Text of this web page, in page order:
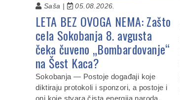
Saša | 05.08.2026.
LETA BEZ OVOGA NEMA: Zašto
cela Sokobanja 8. avgusta
čeka čuveno „Bombardovanje“
na Šest Kaca?
Sokobanja — Postoje događaji koje
diktiraju protokoli i sponzori, a postoje i
oni koje stvara čista energija naroda,